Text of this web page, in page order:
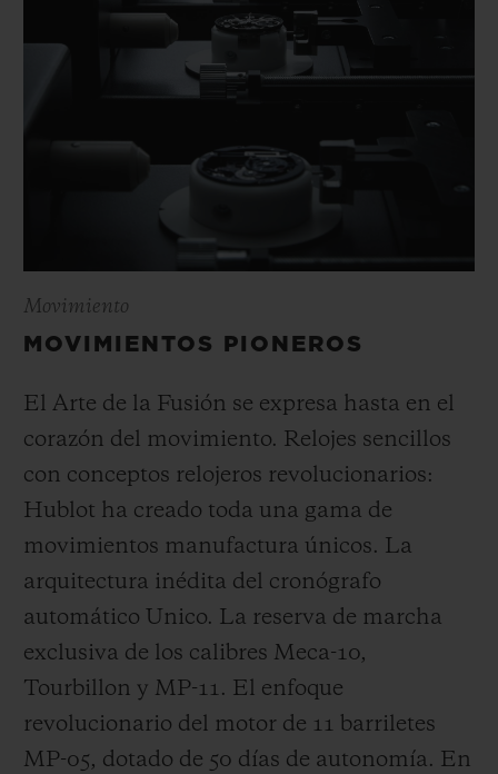
Movimiento
MOVIMIENTOS PIONEROS
El Arte de la Fusión se expresa hasta en el
corazón del movimiento. Relojes sencillos
con conceptos relojeros revolucionarios:
Hublot ha creado toda una gama de
movimientos manufactura únicos. La
arquitectura inédita del cronógrafo
automático Unico. La reserva de marcha
exclusiva de los calibres Meca-10,
Tourbillon y MP-11. El enfoque
revolucionario del motor de 11 barriletes
MP-05, dotado de 50 días de autonomía. En